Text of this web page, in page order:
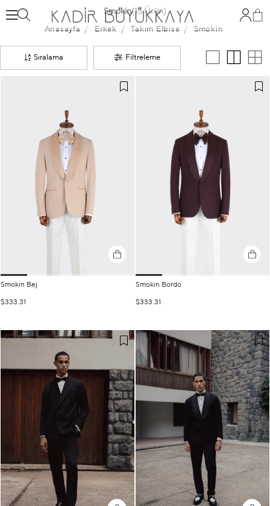
Smokin(15 Ürün)
Anasayfa Erkek Takım Elbise Smokin
Filtreleme
Sıralama
Smokin Bej
$333.31
Smokin Bordo
$333.31